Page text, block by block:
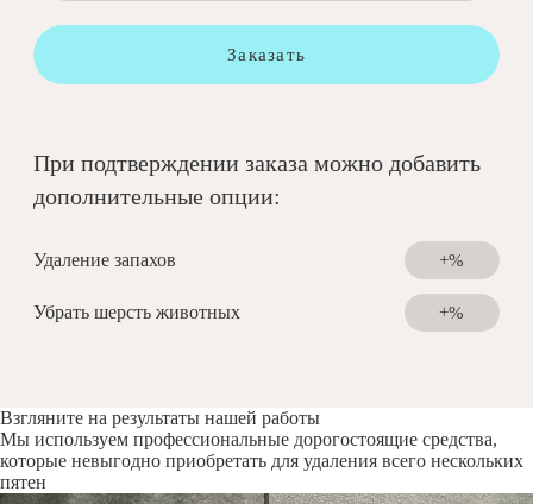
Заказать
При подтверждении заказа можно добавить
дополнительные опции:
Удаление запахов +%
Убрать шерсть животных +%
Взгляните на результаты нашей работы
Мы используем профессиональные дорогостоящие средства,
которые невыгодно приобретать для удаления всего нескольких
пятен